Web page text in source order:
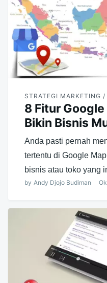
STRATEGI MARKETING /
8 Fitur
Bikin Bisnis
Anda pasti pernah
tertentu di Google
bisnis atau toko yang
by Andy Djojo Budiman